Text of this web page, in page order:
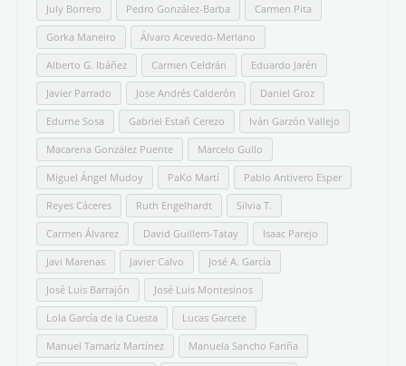
July Borrero Pedro González-Barba Carmen Pita
Gorka Maneiro Álvaro Acevedo-Merlano
Alberto G. Ibáñez Carmen Celdrán Eduardo Jarén
Javier Parrado Jose Andrés Calderón Daniel Groz
Edurne Sosa Gabriel Estañ Cerezo Iván Garzón Vallejo
Macarena González Puente Marcelo Gullo
Miguel Ángel Mudoy PaKo Martí Pablo Antivero Esper
Reyes Cáceres Ruth Engelhardt Silvia T.
Carmen Álvarez David Guillem-Tatay Isaac Parejo
Javi Marenas Javier Calvo José A. García
José Luis Barrajón José Luis Montesinos
Lola García de la Cuesta Lucas Garcete
Manuel Tamariz Martínez Manuela Sancho Fariña